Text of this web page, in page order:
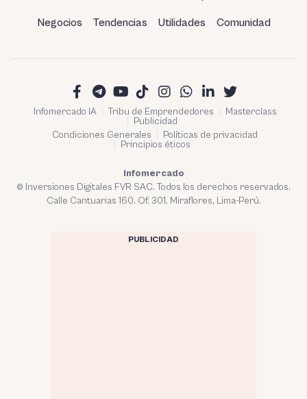
Negocios Tendencias Utilidades Comunidad
Infomercado IA Tribu de Emprendedores
Masterclass
Publicidad
Condiciones Generales
Políticas de privacidad
Principios éticos
Infomercado
© Inversiones Digitales FVR SAC. Todos los derechos reservados.
Calle Cantuarias 160. Of. 301. Miraflores, Lima-Perú.
PUBLICIDAD